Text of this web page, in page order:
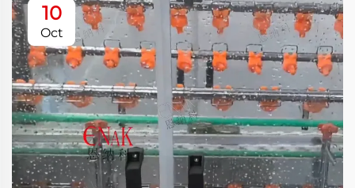
10
Oct